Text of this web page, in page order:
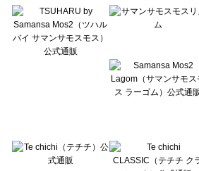
Lugnoncure（ルノンキュール）のアウター一覧
BETTY'S BLUE（べティーズブルー）のアウター一覧
Wpc.（ワールドパーティー）のアウター一覧